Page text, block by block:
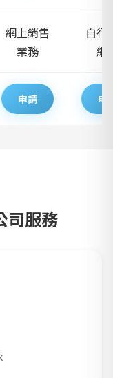
網上銷售
業務
自行
網
申請 申
司服務